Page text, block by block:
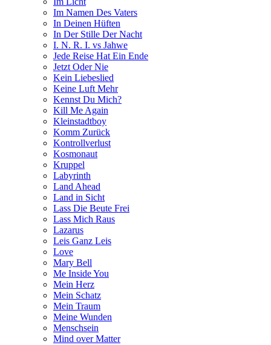
Im Namen Des Vaters
In Deinen Hüften
In Der Stille Der Nacht
I. N. R. I. vs Jahwe
Jede Reise Hat Ein Ende
Jetzt Oder Nie
Kein Liebeslied
Keine Luft Mehr
Kennst Du Mich?
Kill Me Again
Kleinstadtboy
Komm Zurück
Kontrollverlust
Kosmonaut
Kruppel
Labyrinth
Land Ahead
Land in Sicht
Lass Die Beute Frei
Lass Mich Raus
Lazarus
Leis Ganz Leis
Love
Mary Bell
Me Inside You
Mein Herz
Mein Schatz
Mein Traum
Meine Wunden
Menschsein
Mind over Matter